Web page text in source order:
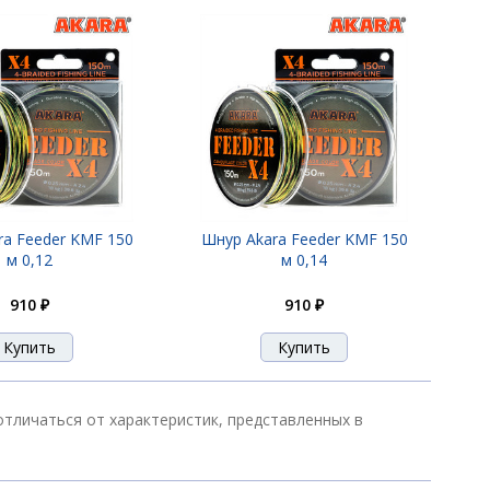
Feeder KMF 150
м 0,12
910 ₽
Шнур Akara Feeder KMF 150
м 0,14
910 ₽
от характеристик, представленных в